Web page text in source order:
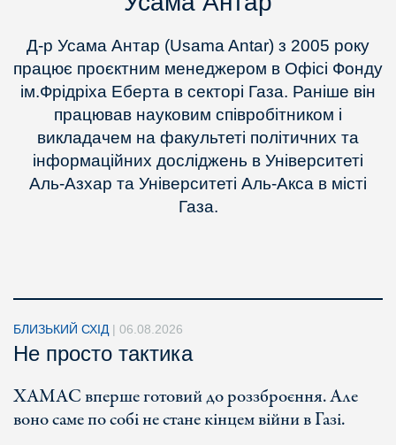
Д-р Усама Антар (Usama Antar) з 2005 року
працює проєктним менеджером в Офісі Фонду
ім.Фрідріха Еберта в секторі Газа. Раніше він
працював науковим співробітником і
викладачем на факультеті політичних та
інформаційних досліджень в Університеті
Аль-Азхар та Університеті Аль-Акса в місті
Газа.
БЛИЗЬКИЙ СХІД | 06.08.2026
Не просто тактика
ХАМАС вперше готовий до роззброєння. Але
воно саме по собі не стане кінцем війни в Газі.